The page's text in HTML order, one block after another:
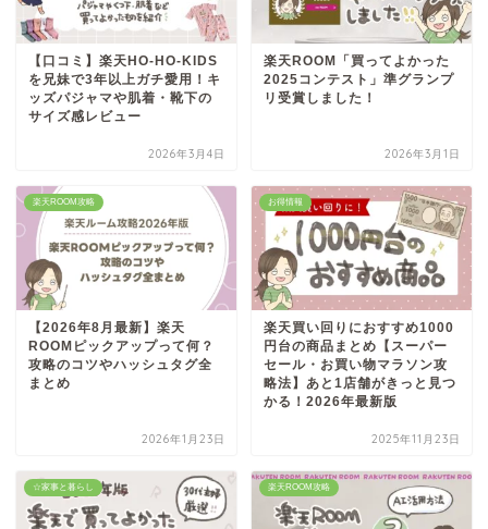
【口コミ】楽天HO-HO-KIDS
を兄妹で3年以上ガチ愛用！キ
ッズパジャマや肌着・靴下の
サイズ感レビュー
2026年3月4日
楽天ROOM「買ってよかった
2025コンテスト」準グランプ
リ受賞しました！
2026年3月1日
楽天ROOM攻略
【2026年8月最新】楽天
ROOMピックアップって何？
攻略のコツやハッシュタグ全
まとめ
2026年1月23日
お得情報
楽天買い回りにおすすめ1000
円台の商品まとめ【スーパー
セール・お買い物マラソン攻
略法】あと1店舗がきっと見つ
かる！2026年最新版
2025年11月23日
☆家事と暮らし 楽天ROOM攻略